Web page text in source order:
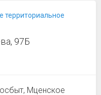
территориальное
97Б